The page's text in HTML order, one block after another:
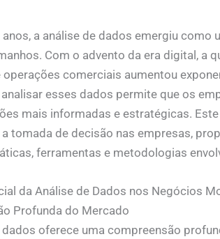
a análise de dados emergiu como
Com o advento da era digital, a
operações comerciais aumentou
esses dados permite que os
mais informadas e estratégicas.
tomada de decisão nas empresas,
ferramentas e metodologias
da Análise de Dados nos Negócios
Profunda do Mercado
dados oferece uma compreensão